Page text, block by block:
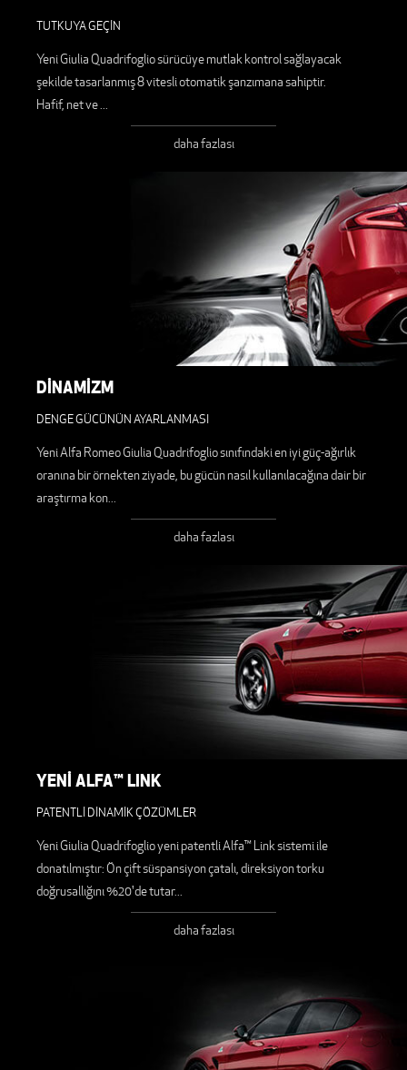
TUTKUYA GEÇİN
Yeni Giulia Quadrifoglio sürücüye mutlak kontrol sağlayacak
şekilde tasarlanmış 8 vitesli otomatik şanzımana sahiptir.
Hafif, net ve...
daha fazlası
DİNAMİZM
DENGE GÜCÜNÜN AYARLANMASI
Yeni Alfa Romeo Giulia Quadrifoglio sınıfındaki en iyi güç-ağırlık
oranına bir örnekten ziyade, bu gücün nasıl kullanılacağına dair bir
araştırma kon...
daha fazlası
YENİ ALFA™ LINK
PATENTLİ DİNAMİK ÇÖZÜMLER
Yeni Giulia Quadrifoglio yeni patentli Alfa™ Link sistemi ile
donatılmıştır: Ön çift süspansiyon çatalı, direksiyon torku
doğrusallığını %20'de tutar...
daha fazlası